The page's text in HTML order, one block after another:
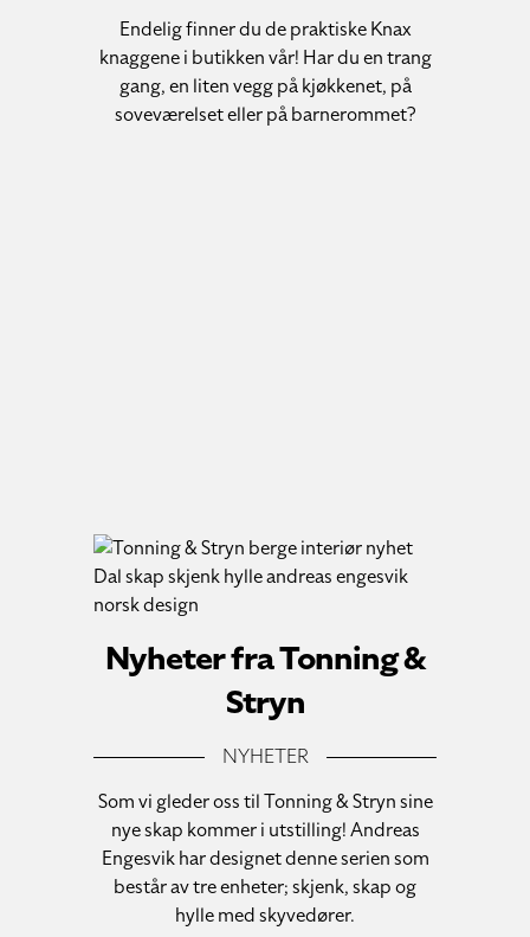
Endelig finner du de praktiske Knax
knaggene i butikken vår! Har du en trang
gang, en liten vegg på kjøkkenet, på
soveværelset eller på barnerommet?
Nyheter fra Tonning &
Stryn
NYHETER
Som vi gleder oss til Tonning & Stryn sine
nye skap kommer i utstilling! Andreas
Engesvik har designet denne serien som
består av tre enheter; skjenk, skap og
hylle med skyvedører.